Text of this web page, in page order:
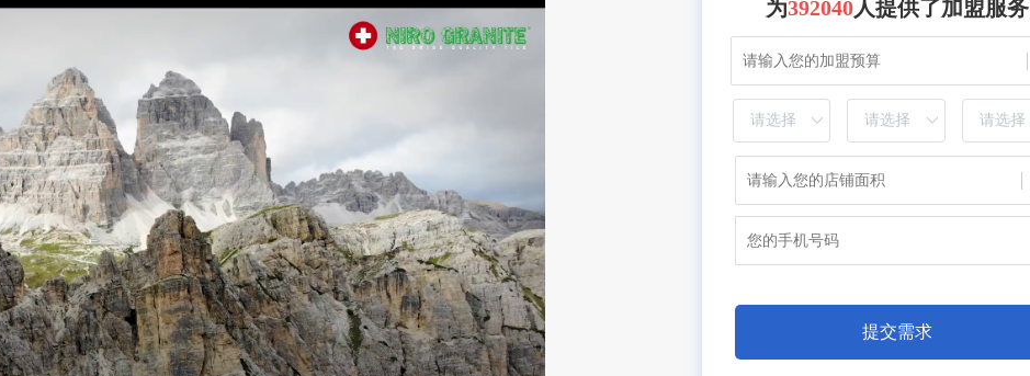
为392040人提供了加盟服务
提交需求
6分钟前 广东李女士成功提交需求
1分钟前 湖北张先生成功提交需求
10分钟前 四川贺先生成功提交需求
9分钟前 北京吴女士成功提交需求
2分钟前 山东甘先生成功提交需求
5分钟前 广东古先生成功提交需求
1分钟前 湖北胡先生成功提交需求
10分钟前 四川贺先生成功提交需求
7分钟前 北京吴女士成功提交需求
2分钟前 山东甘先生成功提交需求
3分钟前 广东古先生成功提交需求
1分钟前 湖北胡先生成功提交需求
40分钟前 四川贺先生成功提交需求
7分钟前 北京吴女士成功提交需求
2分钟前 山东甘先生成功提交需求
6分钟前 广东古先生成功提交需求
1分钟前 湖北胡先生成功提交需求
10分钟前 四川贺先生成功提交需求
7分钟前 北京吴女士成功提交需求
2分钟前 山东甘先生成功提交需求
3分钟前 广东古先生成功提交需求
1分钟前 湖北胡先生成功提交需求
20分钟前 四川贺先生成功提交需求
7分钟前 北京吴女士成功提交需求
2分钟前 山东甘先生成功提交需求
2分钟前 广东古先生成功提交需求
1分钟前 湖北胡先生成功提交需求
13分钟前 四川贺先生成功提交需求
27分钟前 北京吴女士成功提交需求
2分钟前 山东甘先生成功提交需求
3分钟前 广东古先生成功提交需求
1分钟前 湖北胡先生成功提交需求
10分钟前 四川贺先生成功提交需求
47分钟前 北京吴女士成功提交需求
2分钟前 山东甘先生成功提交需求
3分钟前 广东古先生成功提交需求
11分钟前 湖北胡先生成功提交需求
10分钟前 四川贺先生成功提交需求
27分钟前 北京吴女士成功提交需求
2分钟前 山东甘先生成功提交需求
13分钟前 广东古先生成功提交需求
13分钟前 湖北胡先生成功提交需求
30分钟前 四川贺先生成功提交需求
17分钟前 北京吴女士成功提交需求
2分钟前 山东甘先生成功提交需求
3分钟前 广东古先生成功提交需求
16分钟前 湖北胡先生成功提交需求
10分钟前 四川贺先生成功提交需求
7分钟前 北京吴女士成功提交需求
2分钟前 山东甘先生成功提交需求